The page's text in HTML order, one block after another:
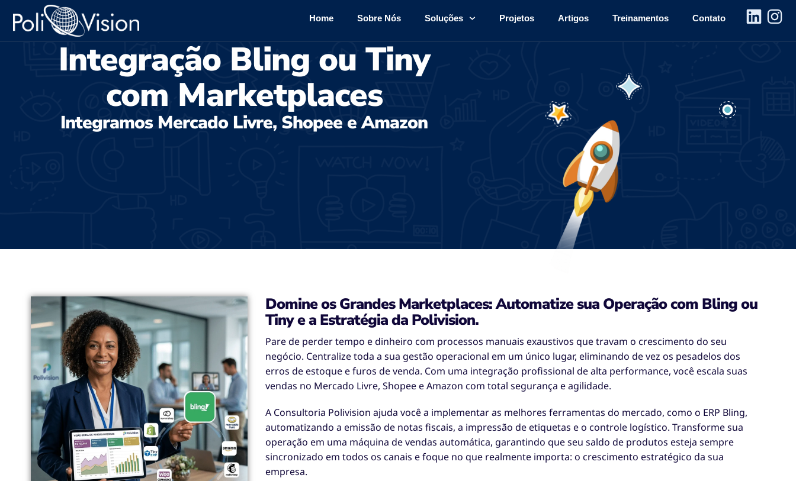
Home Sobre Nós Soluções Projetos Artigos Treinamentos Contato
Integração Bling ou Tiny
com Marketplaces
Integramos Mercado Livre, Shopee e Amazon
Domine os Grandes Marketplaces: Automatize sua Operação com Bling ou
Tiny e a Estratégia da Polivision.
Pare de perder tempo e dinheiro com processos manuais exaustivos que travam o crescimento do seu
negócio. Centralize toda a sua gestão operacional em um único lugar, eliminando de vez os pesadelos dos
erros de estoque e furos de venda. Com uma integração profissional de alta performance, você escala suas
vendas no Mercado Livre, Shopee e Amazon com total segurança e agilidade.
A Consultoria Polivision ajuda você a implementar as melhores ferramentas do mercado, como o ERP Bling,
automatizando a emissão de notas fiscais, a impressão de etiquetas e o controle logístico. Transforme sua
operação em uma máquina de vendas automática, garantindo que seu saldo de produtos esteja sempre
sincronizado em todos os canais e foque no que realmente importa: o crescimento estratégico da sua
empresa.